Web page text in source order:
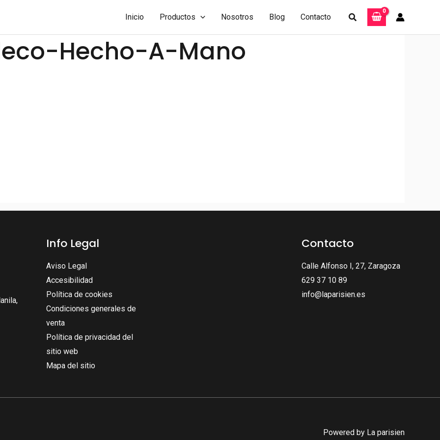
Inicio Productos Nosotros Blog Contacto Buscar
Hecho-A-Mano
Info Legal
Aviso Legal
Accesibilidad
Política de cookies
Condiciones generales de
venta
Política de privacidad del
sitio web
Mapa del sitio
Contacto
Calle Alfonso I, 27, Zaragoza
629 37 10 89
info@laparisien.es
Powered by La parisien